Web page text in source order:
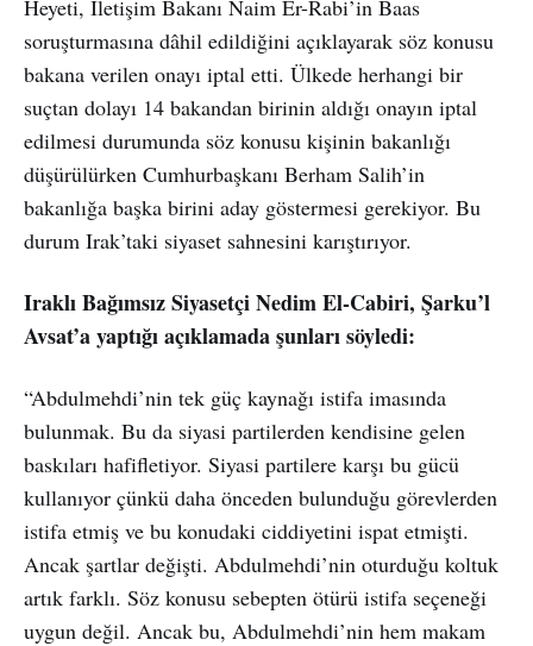
Heyeti, İletişim Bakanı Naim Er-Rabi’in Baas
soruşturmasına dâhil edildiğini açıklayarak söz konusu
bakana verilen onayı iptal etti. Ülkede herhangi bir
suçtan dolayı 14 bakandan birinin aldığı onayın iptal
edilmesi durumunda söz konusu kişinin bakanlığı
düşürülürken Cumhurbaşkanı Berham Salih’in
bakanlığa başka birini aday göstermesi gerekiyor. Bu
durum Irak’taki siyaset sahnesini karıştırıyor.
Iraklı Bağımsız Siyasetçi Nedim El-Cabiri, Şarku’l
Avsat’a yaptığı açıklamada şunları söyledi:
“Abdulmehdi’nin tek güç kaynağı istifa imasında
bulunmak. Bu da siyasi partilerden kendisine gelen
baskıları hafifletiyor. Siyasi partilere karşı bu gücü
kullanıyor çünkü daha önceden bulunduğu görevlerden
istifa etmiş ve bu konudaki ciddiyetini ispat etmişti.
Ancak şartlar değişti. Abdulmehdi’nin oturduğu koltuk
artık farklı. Söz konusu sebepten ötürü istifa seçeneği
uygun değil. Ancak bu, Abdulmehdi’nin hem makam